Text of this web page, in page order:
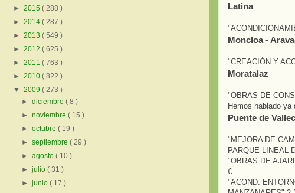
Latina
Moncloa -
"CREACIÓN Y
Moratalaz
"OBRAS DE
Hemos hablado ya
Puente de
"MEJORA DE
PARQUE LINEAL
"OBRAS DE
€
"ACOND.
► 2015 ( 288 )
► 2014 ( 287 )
► 2013 ( 549 )
► 2012 ( 625 )
► 2011 ( 763 )
► 2010 ( 822 )
▼ 2009 ( 273 )
►diciembre( 8 )
►noviembre( 15 )
►octubre( 19 )
►septiembre( 29 )
►agosto( 10 )
►julio( 31 )
►junio( 17 )